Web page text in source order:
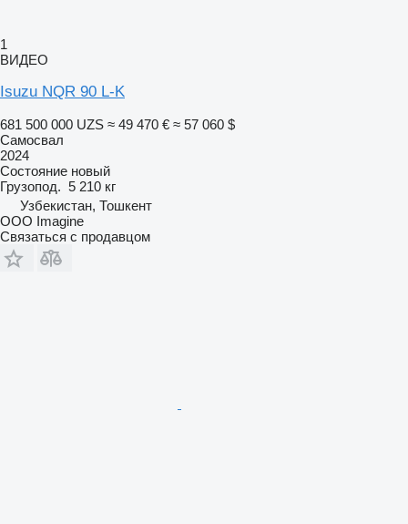
1
ВИДЕО
Isuzu NQR 90 L-K
681 500 000 UZS ≈ 49 470 € ≈ 57 060 $
Самосвал
2024
Состояние новый
Грузопод. 5 210 кг
Узбекистан, Тошкент
OOO Imagine
Связаться с продавцом